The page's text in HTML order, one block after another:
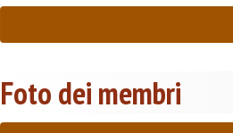
Foto dei membri